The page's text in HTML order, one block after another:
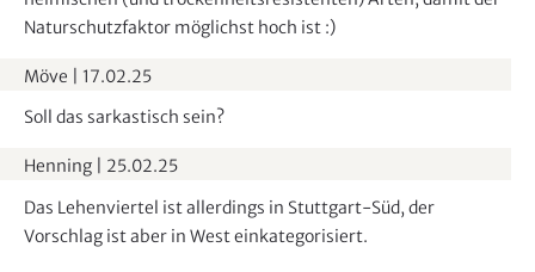
e
d
e
Naturschutzfaktor möglichst hoch ist :)
Möve
17.02.25
Soll das sarkastisch sein?
Henning
25.02.25
Das Lehenviertel ist allerdings in Stuttgart-Süd, der
Vorschlag ist aber in West einkategorisiert.